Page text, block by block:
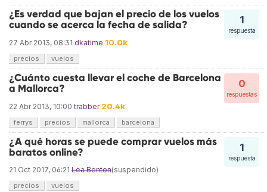
1
respuesta
¿Es verdad que bajan el precio de los vuelos
cuando se acerca la fecha de salida?
27 Abr 2013, 08:31 dkatime 10.0k
precios vuelos
0
respuestas
¿Cuánto cuesta llevar el coche de Barcelona
a Mallorca?
22 Abr 2013, 10:00 trabber 20.4k
ferrys precios mallorca barcelona
1
respuesta
¿A qué horas se puede comprar vuelos más
baratos online?
21 Oct 2017, 06:21 Lea Benton(suspendido)
precios vuelos